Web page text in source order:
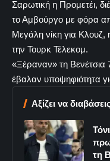
Σαρωτική η Προμετέι,
το Αμβούργο με φόρα
Μεγάλη νίκη για Κλουζ,
την Τουρκ Τέλεκομ.
«Ξέραναν» τη Βενέτσια
έβαλαν υποψηφιότητα
Αξίζει να διαβάσεις
τη